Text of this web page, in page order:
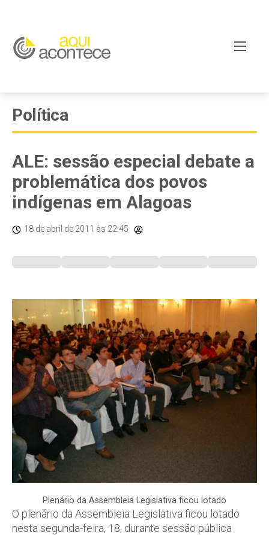
Política
ALE: sessão especial debate a
problemática dos povos
indígenas em Alagoas
18 de abril de 2011 às 22:45
Plenário da Assembleia Legislativa ficou lotado
O plenário da Assembleia Legislativa ficou lotado
nesta segunda-feira, 18, durante sessão pública